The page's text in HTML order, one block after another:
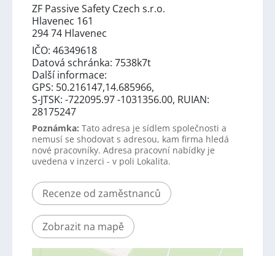
ZF Passive Safety Czech s.r.o.
Hlavenec 161
294 74 Hlavenec
IČO: 46349618
Datová schránka: 7538k7t
Další informace:
GPS: 50.216147,14.685966,
S-JTSK: -722095.97 -1031356.00, RUIAN:
28175247
Poznámka: Tato adresa je sídlem společnosti a
nemusí se shodovat s adresou, kam firma hledá
nové pracovníky. Adresa pracovní nabídky je
uvedena v inzerci - v poli Lokalita.
Recenze od zaměstnanců
Zobrazit na mapě